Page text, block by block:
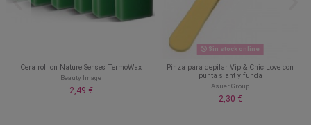
Cera roll on Nature Senses TermoWax
Beauty Image
2,49 €
Sin stock online
Pinza para depilar Vip & Chic Love con
punta slant y funda
Asuer Group
2,30 €